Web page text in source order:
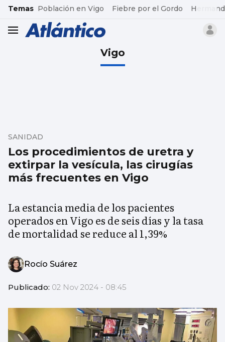
common.go-to-content
Temas Población en Vigo Fiebre por el Gordo
header.menu.open
Vigo
Los procedimientos de uretra y
extirpar la vesícula, las cirugías
más frecuentes en Vigo
SANIDAD
La estancia media de los pacientes
operados en Vigo es de seis días y la tasa
de mortalidad se reduce al 1,39%
Rocío Suárez
Publicado: 02 Nov 2024 - 08:45